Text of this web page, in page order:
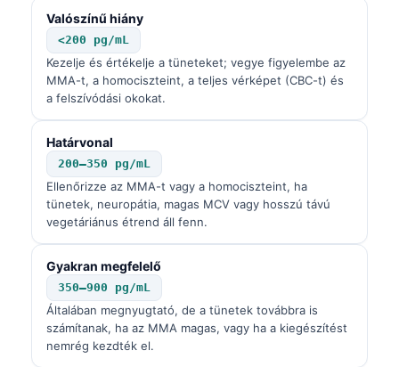
Valószínű hiány
<200 pg/mL
Kezelje és értékelje a tüneteket; vegye figyelembe az
MMA-t, a homociszteint, a teljes vérképet (CBC-t) és
a felszívódási okokat.
Határvonal
200–350 pg/mL
Ellenőrizze az MMA-t vagy a homociszteint, ha
tünetek, neuropátia, magas MCV vagy hosszú távú
vegetáriánus étrend áll fenn.
Gyakran megfelelő
350–900 pg/mL
Általában megnyugtató, de a tünetek továbbra is
számítanak, ha az MMA magas, vagy ha a kiegészítést
nemrég kezdték el.